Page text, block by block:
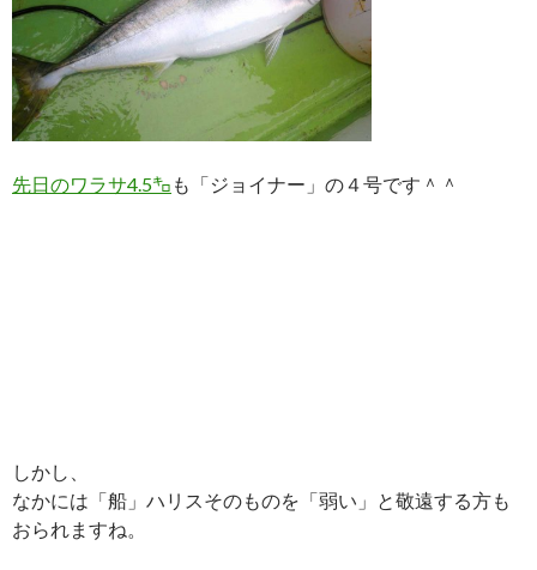
先日のワラサ4.5㌔ も「ジョイナー」の４号です＾＾
しかし、
なかには「船」ハリスそのものを「弱い」と敬遠する方も
おられますね。